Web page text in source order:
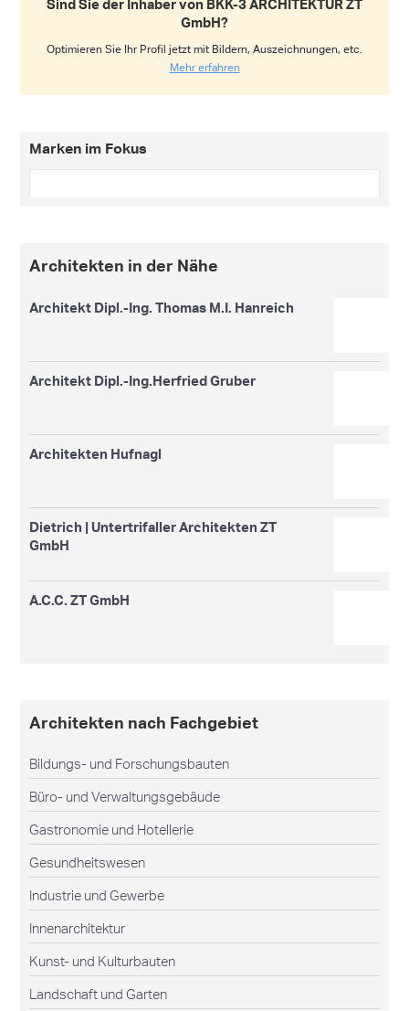
Sind Sie der Inhaber von BKK-3 ARCHITEKTUR ZT
GmbH?
Optimieren Sie Ihr Profil jetzt mit Bildern, Auszeichnungen, etc.
Mehr erfahren
Marken im Fokus
Architekten in der Nähe
Architekt Dipl.-Ing. Thomas M.I. Hanreich
Architekt Dipl.-Ing.Herfried Gruber
Architekten Hufnagl
Dietrich | Untertrifaller Architekten ZT
GmbH
A.C.C. ZT GmbH
Architekten nach Fachgebiet
Bildungs- und Forschungsbauten
Büro- und Verwaltungsgebäude
Gastronomie und Hotellerie
Gesundheitswesen
Industrie und Gewerbe
Innenarchitektur
Kunst- und Kulturbauten
Landschaft und Garten